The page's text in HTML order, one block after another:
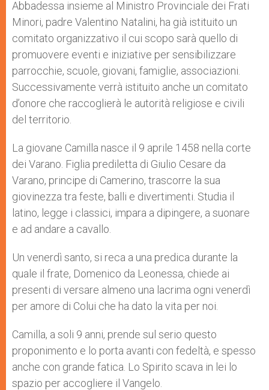
Abbadessa insieme al Ministro Provinciale dei Frati
Minori, padre Valentino Natalini, ha già istituito un
comitato organizzativo il cui scopo sarà quello di
promuovere eventi e iniziative per sensibilizzare
parrocchie, scuole, giovani, famiglie, associazioni.
Successivamente verrà istituito anche un comitato
d’onore che raccoglierà le autorità religiose e civili
del territorio.
La giovane Camilla nasce il 9 aprile 1458 nella corte
dei Varano. Figlia prediletta di Giulio Cesare da
Varano, principe di Camerino, trascorre la sua
giovinezza tra feste, balli e divertimenti. Studia il
latino, legge i classici, impara a dipingere, a suonare
e ad andare a cavallo.
Un venerdì santo, si reca a una predica durante la
quale il frate, Domenico da Leonessa, chiede ai
presenti di versare almeno una lacrima ogni venerdì
per amore di Colui che ha dato la vita per noi.
Camilla, a soli 9 anni, prende sul serio questo
proponimento e lo porta avanti con fedeltà, e spesso
anche con grande fatica. Lo Spirito scava in lei lo
spazio per accogliere il Vangelo.